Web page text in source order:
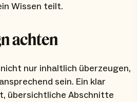
Wissen teilt.
achten
nur inhaltlich überzeugen,
sein. Ein klar
übersichtliche Abschnitte